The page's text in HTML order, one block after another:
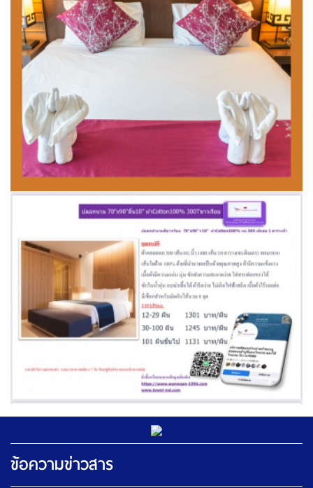
ข้อความข่าวสาร